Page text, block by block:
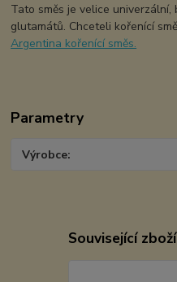
Tato směs je velice
glutamátů. Chceteli kořenící
Argentina kořenící směs.
Parametry
Výrobce
Související zboží